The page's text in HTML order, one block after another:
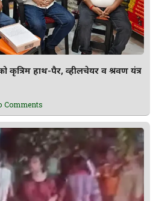
हाथ-पैर, व्हीलचेयर व श्रवण यंत्र
Comments